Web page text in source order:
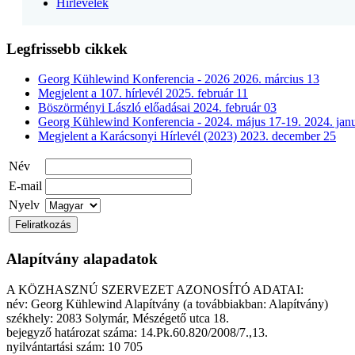
Legfrissebb cikkek
Georg Kühlewind Konferencia - 2026 2026. március 13
Megjelent a 107. hírlevél 2025. február 11
Böszörményi László előadásai 2024. február 03
Georg Kühlewind Konferencia - 2024. május 17-19. 2024.
Megjelent a Karácsonyi Hírlevél (2023) 2023. december 25
Név
E-mail
Nyelv
Alapítvány alapadatok
A KÖZHASZNÚ SZERVEZET AZONOSÍTÓ ADATAI:
név: Georg Kühlewind Alapítvány (a továbbiakban: Alapítvány)
székhely: 2083 Solymár, Mészégető utca 18.
bejegyző határozat száma: 14.Pk.60.820/2008/7.,13.
nyilvántartási szám: 10 705